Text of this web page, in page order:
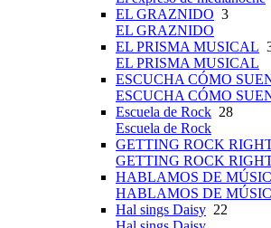
EL GRAZNIDO 3
EL GRAZNIDO
EL PRISMA MUSICAL
EL PRISMA MUSICAL
ESCUCHA CÓMO
ESCUCHA CÓMO
Escuela de Rock 28
Escuela de Rock
GETTING ROCK
GETTING ROCK
HABLAMOS DE
HABLAMOS DE
Hal sings Daisy 22